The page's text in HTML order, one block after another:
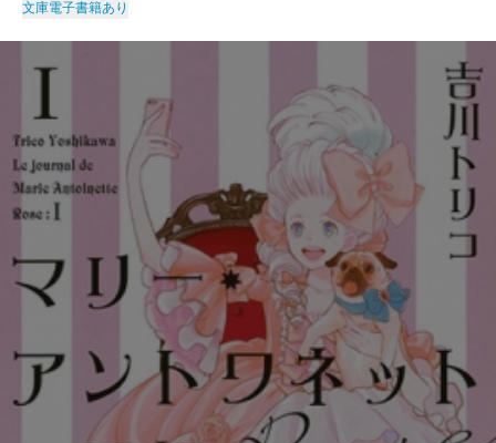
文庫電子書籍あり